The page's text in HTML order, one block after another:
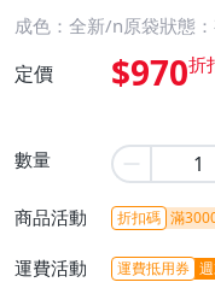
成色：全新/n原袋狀態
定價 $970
數量
商品活動 折扣碼 滿
運費活動 運費抵用券